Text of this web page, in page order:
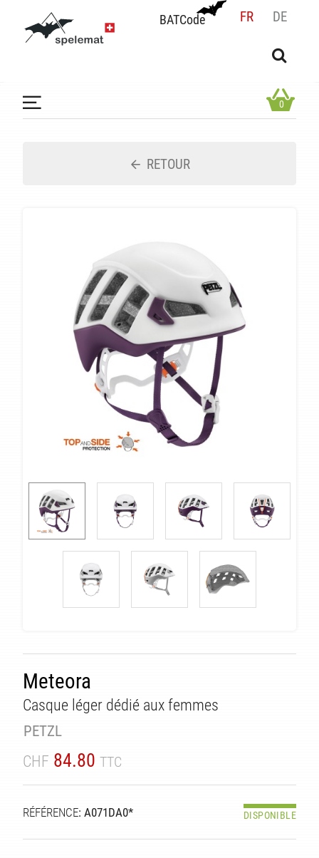
BATCode FR DE
BATCode
OK
0
RETOUR
Meteora
Casque léger dédié aux femmes
PETZL
CHF 84.80 TTC
RÉFÉRENCE: A071DA0* DISPONIBLE